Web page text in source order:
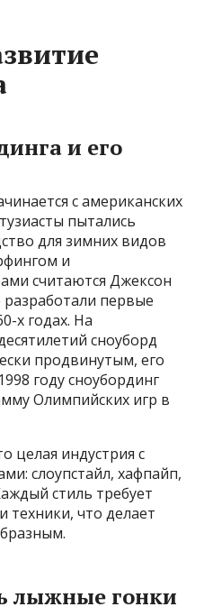
и его
с американских
пытались
для зимних видов
и
считаются Джексон
первые
х годах. На
сноуборд
продвинутым, его
году сноубординг
Олимпийских игр в
целая индустрия с
слоупстайл, хафпайп,
стиль требует
техники, что делает
лыжные гонки